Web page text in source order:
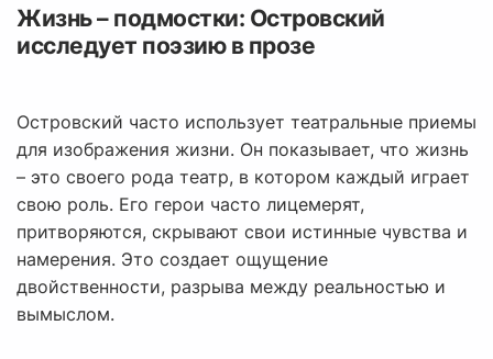
Жизнь – подмостки: Островский
исследует поэзию в прозе
Островский часто использует театральные приемы
для изображения жизни. Он показывает, что жизнь
– это своего рода театр, в котором каждый играет
свою роль. Его герои часто лицемерят,
притворяются, скрывают свои истинные чувства и
намерения. Это создает ощущение
двойственности, разрыва между реальностью и
вымыслом.